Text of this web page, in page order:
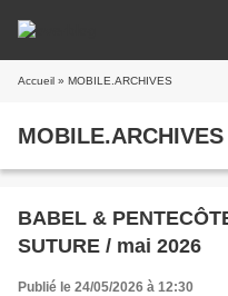
Accueil » MOBILE.ARCHIVES
MOBILE.ARCHIVES
BABEL &
SUTURE / mai 2026
Publié le 24/05/2026 à 12:30